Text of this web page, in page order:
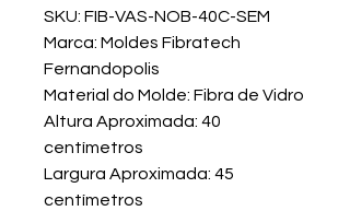
SKU: FIB-VAS-NOB-40C-SEM
Marca: Moldes Fibratech
Fernandopolis
Material do Molde: Fibra de Vidro
Altura Aproximada: 40
centímetros
Largura Aproximada: 45
centímetros